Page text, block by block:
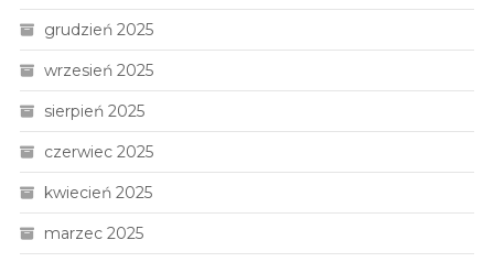
grudzień 2025
wrzesień 2025
sierpień 2025
czerwiec 2025
kwiecień 2025
marzec 2025